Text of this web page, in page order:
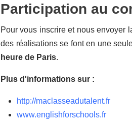
Participation au
Pour vous inscrire et nous envoyer
des réalisations se font en une
heure de Paris.
Plus d'informations sur :
http://maclasseadutalent.fr
www.englishforschools.fr